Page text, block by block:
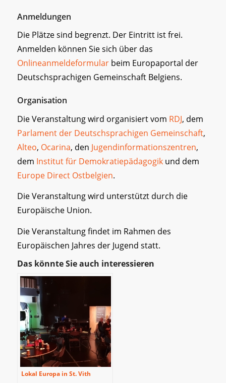
Anmeldungen
Die Plätze sind begrenzt. Der Eintritt ist frei.
Anmelden können Sie sich über das
Onlineanmeldeformularbeim Europaportal der
Deutschsprachigen Gemeinschaft Belgiens.
Organisation
Die Veranstaltung wird organisiert vom RDJ, dem
Parlament der Deutschsprachigen Gemeinschaft,
Alteo, Ocarina, den Jugendinformationszentren,
dem Institut für Demokratiepädagogikund dem
Europe Direct Ostbelgien.
Die Veranstaltung wird unterstützt durch die
Europäische Union.
Die Veranstaltung findet im Rahmen des
Europäischen Jahres der Jugend statt.
Das könnte Sie auch interessieren
Lokal Europa in St. Vith